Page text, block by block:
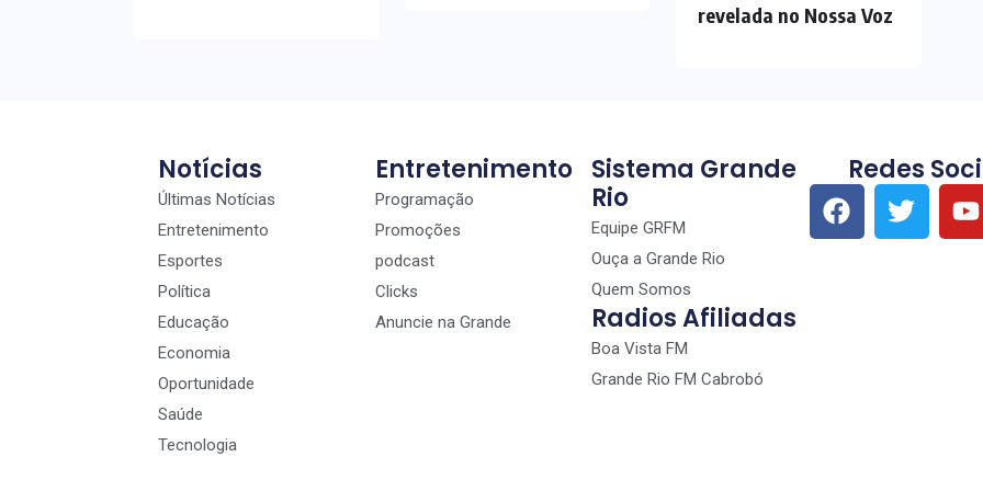
revelada no Nossa Voz
Notícias
Últimas Notícias
Entretenimento
Esportes
Política
Educação
Economia
Oportunidade
Saúde
Tecnologia
Entretenimento
Programação
Promoções
podcast
Clicks
Anuncie na Grande
Sistema Grande
Rio
Equipe GRFM
Ouça a Grande Rio
Quem Somos
Radios Afiliadas
Boa Vista FM
Grande Rio FM Cabrobó
Redes